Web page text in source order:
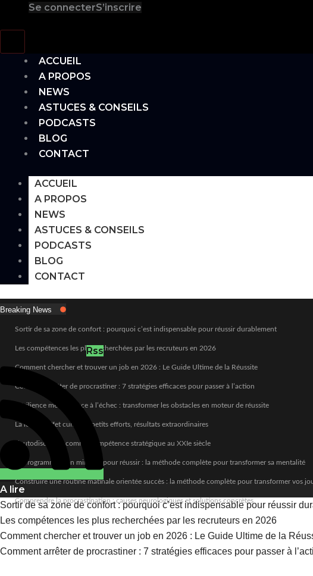
Se connecterS’inscrire
ACCUEIL
A PROPOS
NEWS
ASTUCES & CONSEILS
PODCASTS
BLOG
CONTACT
ACCUEIL
A PROPOS
NEWS
ASTUCES & CONSEILS
PODCASTS
BLOG
CONTACT
Breaking News
Sortir de sa zone de confort : pourquoi c’est indispensable pour réussir durablement
Les compétences les plus recherchées par les recruteurs en 2026
Comment chercher et trouver un job en 2026 : Le Guide Ultime de la Réussite
Comment arrêter de procrastiner : 7 stratégies efficaces pour passer à l’action
Résilience mentale face à l’échec : transformer les obstacles en moteur de réussite
La loi de l’effet cumulé : petits efforts, résultats extraordinaires
L’autodiscipline comme compétence stratégique au XXIe siècle
Reprogrammer son mindset pour réussir : la méthode complète pour transformer sa mentalité
Construire une routine matinale orientée succès : la méthode complète pour transformer vos
Comprendre la procrastination : causes neurologiques et solutions concrètes
Rss
A lire
Sortir de sa zone de confort : pourquoi c’est indispensable pour réussir
Les compétences les plus recherchées par les recruteurs en 2026
Comment chercher et trouver un job en 2026 : Le Guide Ultime de la
Comment arrêter de procrastiner : 7 stratégies efficaces pour passer à